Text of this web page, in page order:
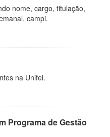
nome, cargo, titulação,
campi.
na Unifei.
Programa de Gestão